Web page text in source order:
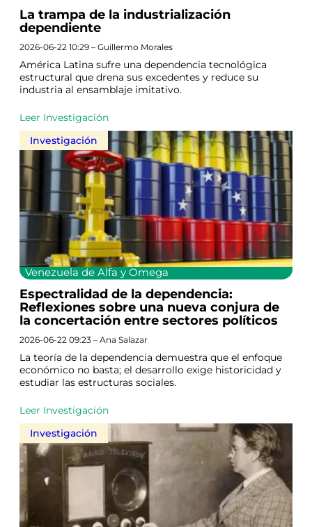
La trampa de la industrialización
dependiente
2026-06-22 10:29 – Guillermo Morales
América Latina sufre una dependencia tecnológica
estructural que drena sus excedentes y reduce su
industria al ensamblaje imitativo.
Leer Investigación
Investigación
Venezuela de Alfa y Omega
Espectralidad de la dependencia:
Reflexiones sobre una nueva conjura de
la concertación entre sectores políticos
2026-06-22 09:23 – Ana Salazar
La teoría de la dependencia demuestra que el enfoque
económico no basta; el desarrollo exige historicidad y
estudiar las estructuras sociales.
Leer Investigación
Investigación